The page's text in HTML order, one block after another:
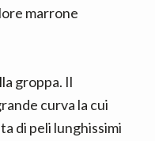
marrone
groppa. Il
curva la cui
di peli lunghissimi